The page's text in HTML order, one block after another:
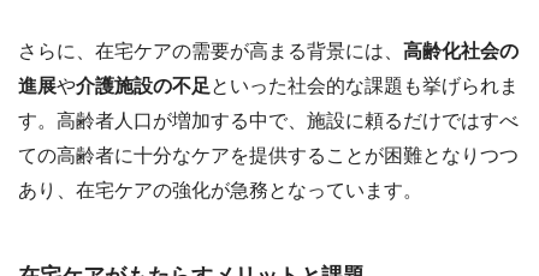
さらに、在宅ケアの需要が高まる背景には、 高齢化社会の
進展や介護施設の不足 といった社会的な課題も挙げられま
す。高齢者人口が増加する中で、施設に頼るだけではすべ
ての高齢者に十分なケアを提供することが困難となりつつ
あり、在宅ケアの強化が急務となっています。